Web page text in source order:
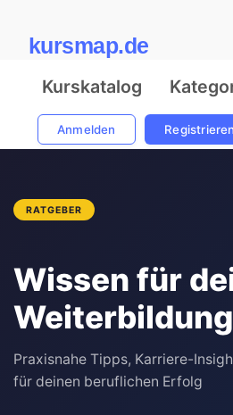
kursmap.de
Kurskatalog
Anmelden Registrieren
RATGEBER
Wissen für
Weiterbildung
Praxisnahe Tipps, Karriere-
für deinen beruflichen Erfolg